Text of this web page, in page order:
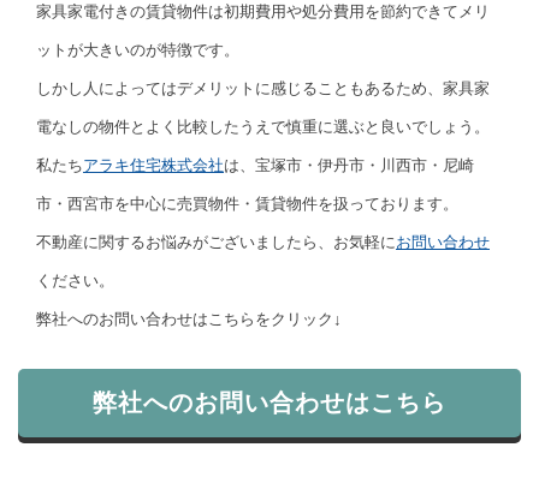
家具家電付きの賃貸物件は初期費用や処分費用を節約できてメリ
ットが大きいのが特徴です。
しかし人によってはデメリットに感じることもあるため、家具家
電なしの物件とよく比較したうえで慎重に選ぶと良いでしょう。
私たちアラキ住宅株式会社は、宝塚市・伊丹市・川西市・尼崎
市・西宮市を中心に売買物件・賃貸物件を扱っております。
不動産に関するお悩みがございましたら、お気軽に お問い合わせ
ください。
弊社へのお問い合わせはこちらをクリック↓
弊社へのお問い合わせはこちら